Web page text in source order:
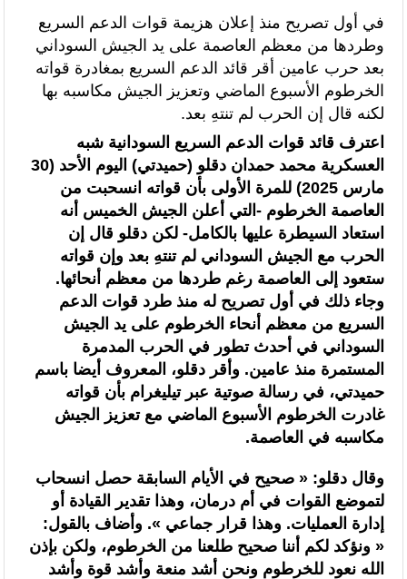
قراءة سوسيولوجية :أزمة العبور الجماعي الأخيرة نحو سبتة تكشف عن موت
التاطير الحزبي وهيمنة الخوارزميات والصفحات الافتراضية
القوات المسلحة الملكية .. جاهزية عملياتية وتدخلات جوية منسقة لمكافحة
حرائق الغابات
تدبير ملف الهجرة “مسؤولية مشتركة” والمغرب “تحمل دوما نصيبه منها” (مصدر
حكومي)
برقية تهنئة إلى جلالة الملك من المدير العام لمنظمة “إيسيسكو” بمناسبة عيد
العرش المجيد
المنتخب المغربي للسيدات يتأهل إلى ربع النهائي عقب تعادله أمام نظيره
السنغالي (0-0)
الأحداث التي شهدتها نقاط العبور المؤدية إلى سبتة ومليلية جاءت نتيجة عوامل
متداخلة في مقدمتها الاستغلال المغرض للفضاء الرقمي وترويج معلومات مضللة
(الناطق الرسمي باسم وزارة الداخلية)
في أول تصريح منذ إعلان هزيمة قوات الدعم السريع
وطردها من معظم العاصمة على يد الجيش السوداني
بعد حرب عامين أقر قائد الدعم السريع بمغادرة قواته
الخرطوم الأسبوع الماضي وتعزيز الجيش مكاسبه بها
لكنه قال إن الحرب لم تنتهِ بعد.
اعترف قائد قوات الدعم السريع السودانية شبه
العسكرية محمد حمدان دقلو (حميدتي) اليوم الأحد (30
مارس 2025) للمرة الأولى بأن قواته انسحبت من
العاصمة الخرطوم -التي أعلن الجيش الخميس أنه
استعاد السيطرة عليها بالكامل- لكن دقلو قال إن
الحرب مع الجيش السوداني لم تنتهِ بعد وإن قواته
ستعود إلى العاصمة رغم طردها من معظم أنحائها.
وجاء ذلك في أول تصريح له منذ طرد قوات الدعم
السريع من معظم أنحاء الخرطوم على يد الجيش
السوداني في أحدث تطور في الحرب المدمرة
المستمرة منذ عامين. وأقر دقلو، المعروف أيضا باسم
حميدتي، في رسالة صوتية عبر تيليغرام بأن قواته
غادرت الخرطوم الأسبوع الماضي مع تعزيز الجيش
مكاسبه في العاصمة.
وقال دقلو: « صحيح في الأيام السابقة حصل انسحاب
لتموضع القوات في أم درمان، وهذا تقدير القيادة أو
إدارة العمليات. وهذا قرار جماعي ». وأضاف بالقول:
« ونؤكد لكم أننا صحيح طلعنا من الخرطوم، ولكن بإذن
الله نعود للخرطوم ونحن أشد منعة وأشد قوة وأشد